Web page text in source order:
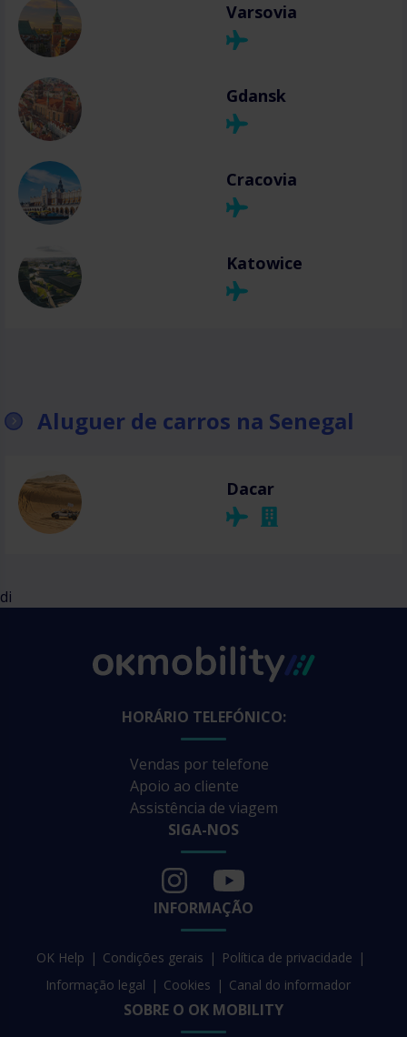
Varsovia
Gdansk
Cracovia
Katowice
Aluguer de carros na Senegal
Dacar
di
HORÁRIO TELEFÓNICO:
Vendas por telefone
Apoio ao cliente
Assistência de viagem
SIGA-NOS
INFORMAÇÃO
OK Help Condições gerais
Política de privacidade
Informação legal
Cookies Canal do informador
SOBRE O OK MOBILITY